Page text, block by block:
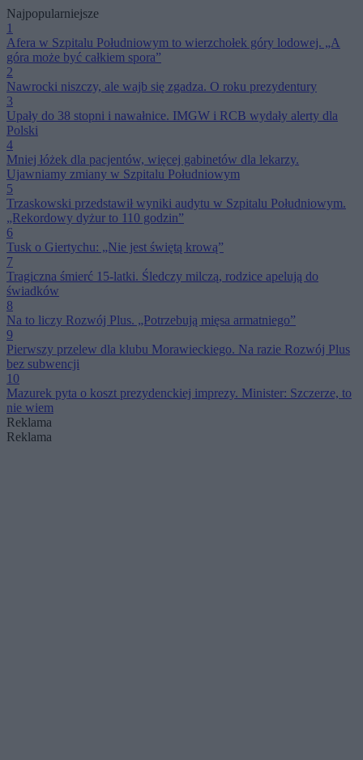
Najpopularniejsze
1
Afera w Szpitalu Południowym to wierzchołek góry lodowej. „A
góra może być całkiem spora”
2
Nawrocki niszczy, ale wajb się zgadza. O roku prezydentury
3
Upały do 38 stopni i nawałnice. IMGW i RCB wydały alerty dla
Polski
4
Mniej łóżek dla pacjentów, więcej gabinetów dla lekarzy.
Ujawniamy zmiany w Szpitalu Południowym
5
Trzaskowski przedstawił wyniki audytu w Szpitalu Południowym.
„Rekordowy dyżur to 110 godzin”
6
Tusk o Giertychu: „Nie jest świętą krową”
7
Tragiczna śmierć 15-latki. Śledczy milczą, rodzice apelują do
świadków
8
Na to liczy Rozwój Plus. „Potrzebują mięsa armatniego”
9
Pierwszy przelew dla klubu Morawieckiego. Na razie Rozwój Plus
bez subwencji
10
Mazurek pyta o koszt prezydenckiej imprezy. Minister: Szczerze, to
nie wiem
Reklama
Reklama